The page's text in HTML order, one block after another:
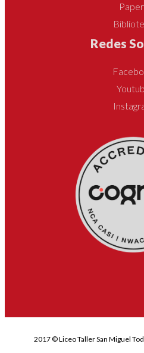
Redes
2017 © Liceo Taller San Miguel